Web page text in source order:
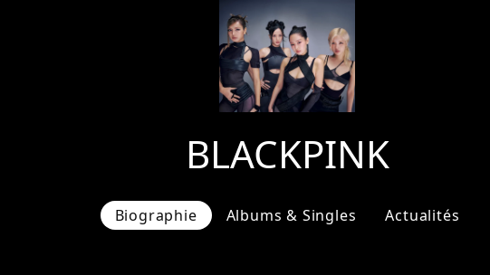
BLACKPINK
Biographie Albums & Singles Actualités